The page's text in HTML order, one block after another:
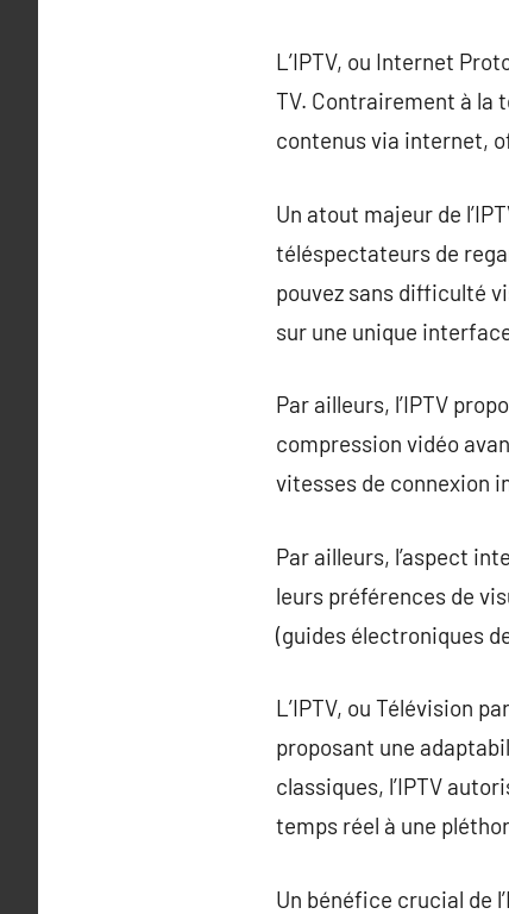
L’IPTV, ou Internet
TV. Contrairement à la
contenus via internet,
Un atout majeur de
téléspectateurs de
pouvez sans difficulté
sur une unique
Par ailleurs, l’IPTV
compression vidéo
vitesses de connexion
Par ailleurs, l’aspect
leurs préférences de
(guides électroniques
L’IPTV, ou Télévision
proposant une
classiques, l’IPTV
temps réel à une
Un bénéfice crucial de